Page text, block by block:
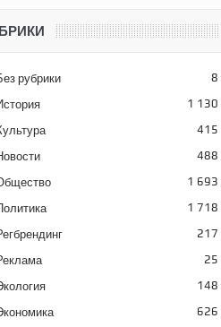
рубрики 8
1 130
415
488
1 693
1 718
217
25
148
626